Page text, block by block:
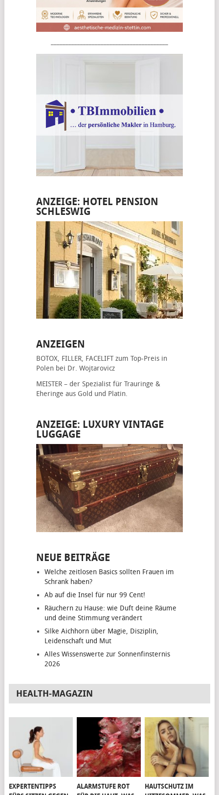
ANZEIGE: HOTEL PENSION
SCHLESWIG
ANZEIGEN
BOTOX, FILLER, FACELIFTzum Top-Preis in
Polen bei Dr. Wojtarovicz
MEISTER – der Spezialist für Trauringe &
Eheringe aus Gold und Platin.
ANZEIGE: LUXURY VINTAGE
LUGGAGE
NEUE BEITRÄGE
Welche zeitlosen Basics sollten Frauen im
Schrank haben?
Ab auf die Insel für nur 99 Cent!
Räuchern zu Hause: wie Duft deine Räume
und deine Stimmung verändert
Silke Aichhorn über Magie, Disziplin,
Leidenschaft und Mut
Alles Wissenswerte zur Sonnenfinsternis
2026
HEALTH-MAGAZIN
EXPERTENTIPPS
ALARMSTUFE ROT
HAUTSCHUTZ IM